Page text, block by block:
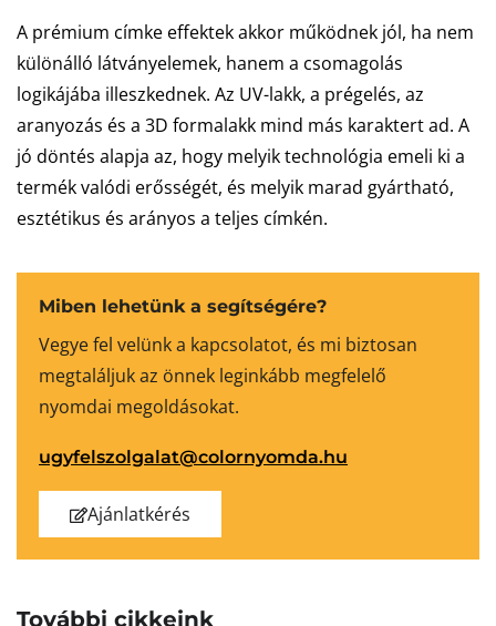
A prémium címke effektek akkor működnek jól, ha nem
különálló látványelemek, hanem a csomagolás
logikájába illeszkednek. Az UV-lakk, a prégelés, az
aranyozás és a 3D formalakk mind más karaktert ad. A
jó döntés alapja az, hogy melyik technológia emeli ki a
termék valódi erősségét, és melyik marad gyártható,
esztétikus és arányos a teljes címkén.
Miben lehetünk a segítségére?
Vegye fel velünk a kapcsolatot, és mi biztosan
megtaláljuk az önnek leginkább megfelelő
nyomdai megoldásokat.
ugyfelszolgalat@colornyomda.hu
Ajánlatkérés
További cikkeink